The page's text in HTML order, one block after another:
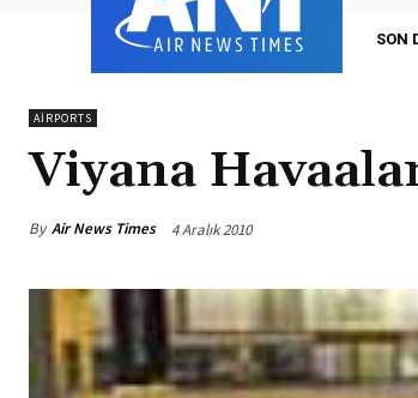
SON
AIRPORTS
Viyana
By Air News Times 4 Aralık 2010